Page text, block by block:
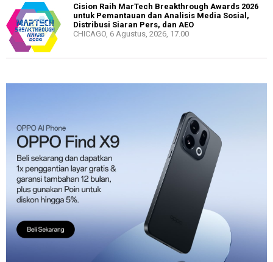
Cision Raih MarTech Breakthrough Awards 2026
untuk Pemantauan dan Analisis Media Sosial,
Distribusi Siaran Pers, dan AEO
CHICAGO, 6 Agustus, 2026, 17.00